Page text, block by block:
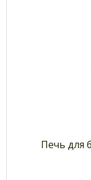
Печь для